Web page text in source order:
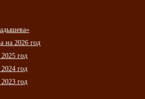
2026 год
год
год
год